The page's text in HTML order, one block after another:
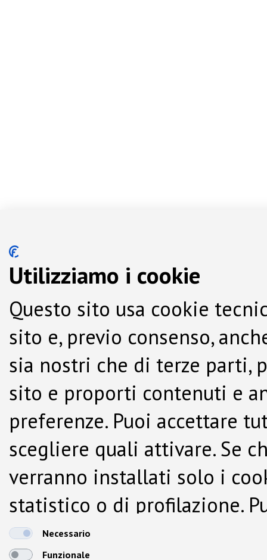
Utilizziamo i cookie
Questo sito usa cookie
sito e, previo consenso,
sia nostri che di terze parti,
sito e proporti contenuti e
preferenze. Puoi accettare
scegliere quali attivare. Se
verranno installati solo i
statistico o di profilazione.
dalla Cookie Policy.
Necessario
Funzionale